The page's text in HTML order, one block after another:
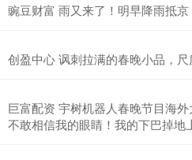
豌豆财富 雨又来了！明早降雨抵
创盈中心 讽刺拉满的春晚小品，
巨富配资 宇树机器人春晚节目海
不敢相信我的眼睛！我的下巴掉地